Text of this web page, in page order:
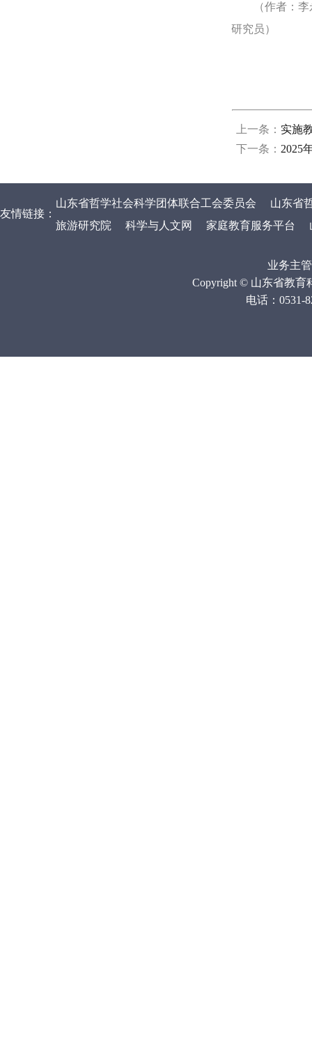
（作者：李永
研究员）
上一条： 实施
下一条： 2025
友情链接：
山东省哲学社会科学团体联合工会委员会
山东省
旅游研究院
科学与人文网 家庭教育服务平台
业务主
Copyright © 山东省教育
电话：0531-